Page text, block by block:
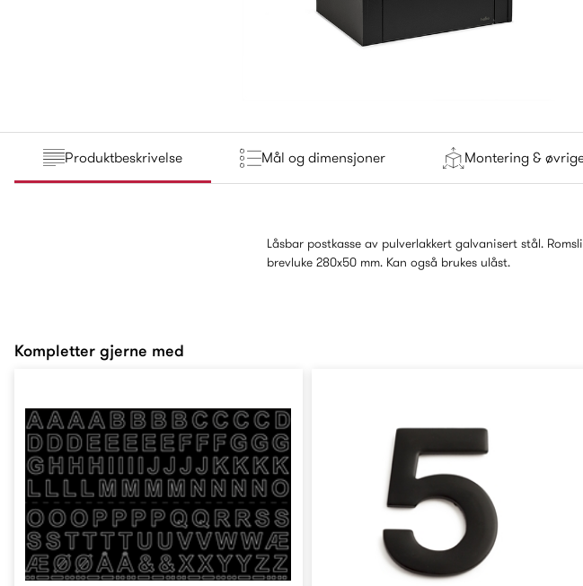
Produktbeskrivelse Mål og dimensjoner Montering &
Låsbar postkasse av pulverlakkert galvanisert stål.
brevluke 280x50 mm. Kan også brukes ulåst.
Kompletter gjerne med